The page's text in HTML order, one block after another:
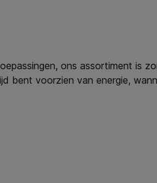
ons assortiment is
bent voorzien van energie,